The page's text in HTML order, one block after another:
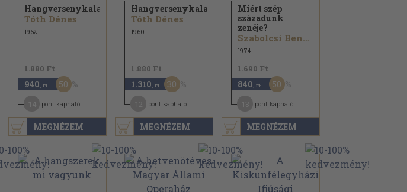
MEGNÉZEM
Hangversenykalauz
Tóth Dénes
1962
1.880 Ft
940 ,-Ft 50
pont kapható
MEGNÉZEM
Hangversenykalauz
Tóth Dénes
1960
1.880 Ft
1.310 ,-Ft 30
pont kapható
MEGNÉZEM
Miért szép
századunk
zenéje?
Szabolcsi Bence...
1974
1.690 Ft
840 ,-Ft 50
pont kapható